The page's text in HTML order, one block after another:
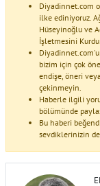
Diyadinnet.com
ilke ediniyoruz.
Hüseyinoğlu ve
İşletmesini
bizim için çok
endişe, öneri
çekinmeyin.
Haberle ilgili
bölümünde
Bu haberi
sevdiklerinizin